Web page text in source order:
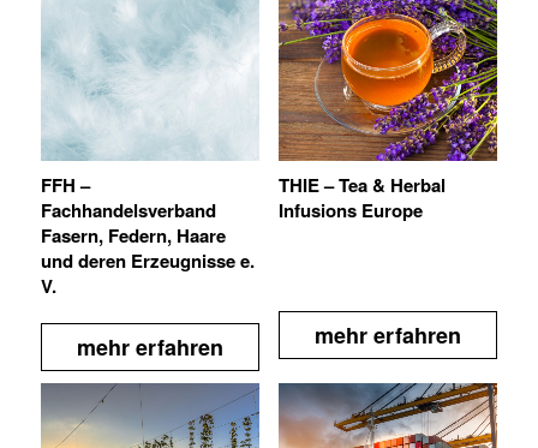
FFH –
Fachhandelsverband
Fasern, Federn, Haare
und deren Erzeugnisse e.
V.
mehr erfahren
THIE – Tea & Herbal
Infusions Europe
mehr erfahren